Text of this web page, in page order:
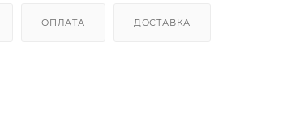
ОПЛАТА ДОСТАВКА